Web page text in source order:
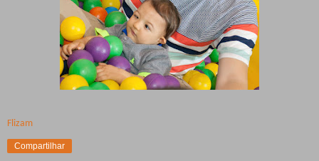
Flizam
Compartilhar